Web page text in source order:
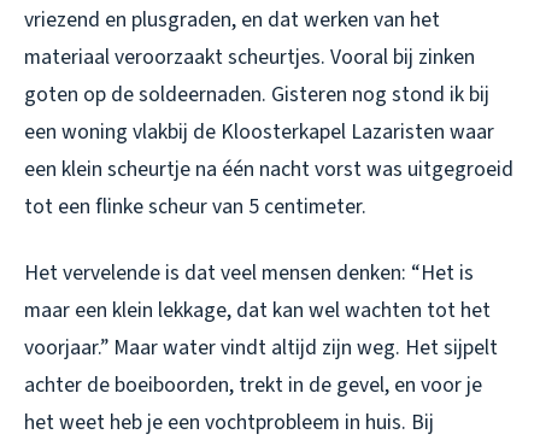
vriezend en plusgraden, en dat werken van het
materiaal veroorzaakt scheurtjes. Vooral bij zinken
goten op de soldeernaden. Gisteren nog stond ik bij
een woning vlakbij de Kloosterkapel Lazaristen waar
een klein scheurtje na één nacht vorst was uitgegroeid
tot een flinke scheur van 5 centimeter.
Het vervelende is dat veel mensen denken: “Het is
maar een klein lekkage, dat kan wel wachten tot het
voorjaar.” Maar water vindt altijd zijn weg. Het sijpelt
achter de boeiboorden, trekt in de gevel, en voor je
het weet heb je een vochtprobleem in huis. Bij